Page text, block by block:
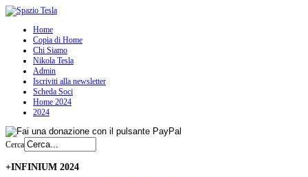
Home
Copia di Home
Chi Siamo
Nikola Tesla
Admin
Iscriviti alla newsletter
Scheda Soci
Home 2024
2024
Cerca
+INFINIUM 2024